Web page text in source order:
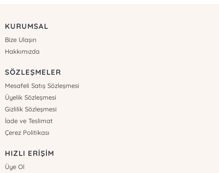
KURUMSAL
Bize Ulaşın
Hakkımızda
SÖZLEŞMELER
Mesafeli Satış Sözleşmesi
Üyelik Sözleşmesi
Gizlilik Sözleşmesi
İade ve Teslimat
Çerez Politikası
HIZLI ERİŞİM
Üye Ol